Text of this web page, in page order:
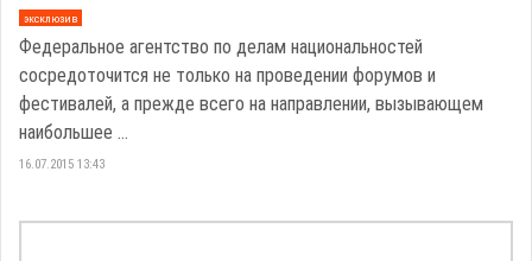
эксклюзив
Федеральное агентство по делам национальностей
сосредоточится не только на проведении форумов и
фестивалей, а прежде всего на направлении, вызывающем
наибольшее ...
16.07.2015 13:43